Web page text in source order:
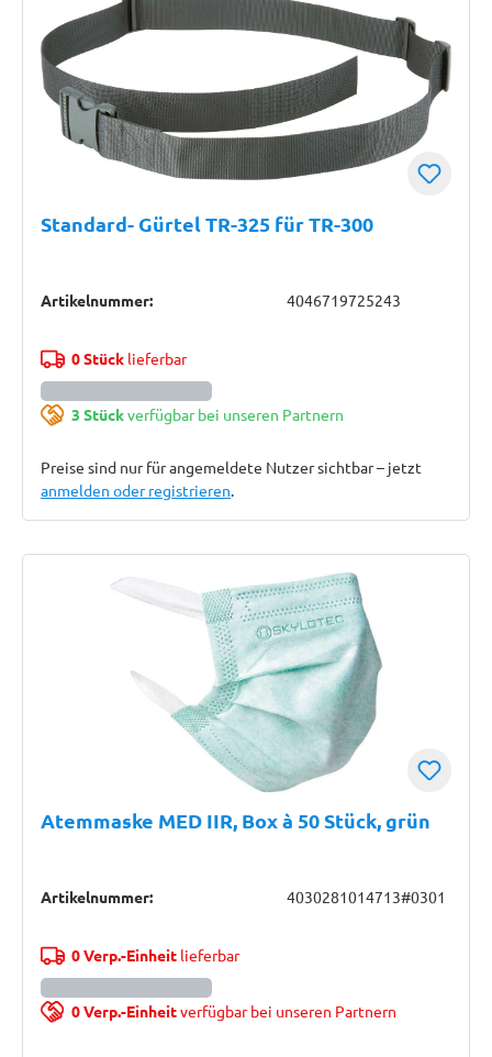
Standard- Gürtel TR-325 für TR-300
Artikelnummer: 4046719725243
0 Stücklieferbar
3 Stückverfügbar bei unseren Partnern
Preise sind nur für angemeldete Nutzer sichtbar – jetzt
anmelden oder registrieren.
Atemmaske MED IIR, Box à 50 Stück, grün
Artikelnummer: 4030281014713#0301
0 Verp.-Einheitlieferbar
0 Verp.-Einheitverfügbar bei unseren Partnern